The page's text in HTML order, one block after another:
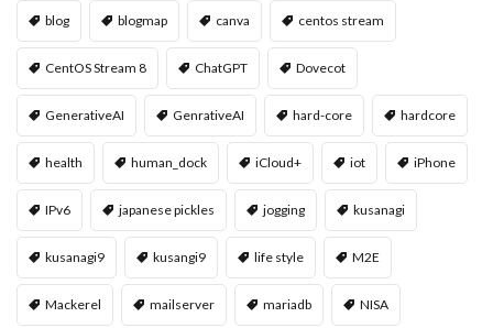
blog blogmap canva centos stream
CentOS Stream 8 ChatGPT Dovecot
GenerativeAI GenrativeAI hard-core hardcore
health human_dock iCloud+ iot iPhone
IPv6 japanese pickles jogging kusanagi
kusanagi9 kusangi9 life style M2E
Mackerel mailserver mariadb NISA